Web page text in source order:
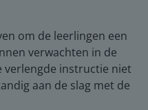
om de leerlingen een
verwachten in de
verlengde instructie niet
aan de slag met de